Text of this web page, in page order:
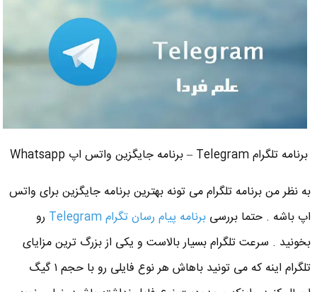
برنامه تلگرام Telegram – برنامه جایگزین واتس اپ Whatsapp
به نظر من برنامه تلگرام می تونه بهترین برنامه جایگزین برای واتس
اپ باشه . حتما بررسی برنامه پیام رسان تگرام Telegram
رو
بخونید . سرعت تلگرام بسیار بالاست و یکی از بزرگ ترین مزایای
تلگرام اینه که می تونید باهاش هر نوع فایلی رو با حجم ۱ گیگ